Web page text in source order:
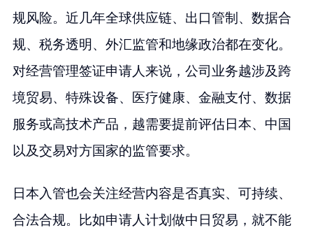
规风险。近几年全球供应链、出口管制、数据合
规、税务透明、外汇监管和地缘政治都在变化。
对经营管理签证申请人来说，公司业务越涉及跨
境贸易、特殊设备、医疗健康、金融支付、数据
服务或高技术产品，越需要提前评估日本、中国
以及交易对方国家的监管要求。
日本入管也会关注经营内容是否真实、可持续、
合法合规。比如申请人计划做中日贸易，就不能